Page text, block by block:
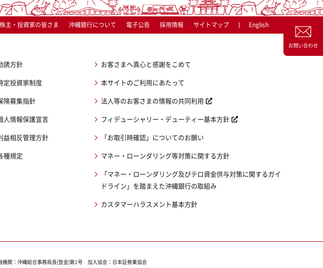
株主・投資家の皆さま 沖縄銀行について 電子公告 採用情報 サイトマップ English
お問い合わせ
誘方針
定投資家制度
険募集指針
人情報保護宣言
益相反管理方針
種規定
お客さまへ真心と感謝をこめて
本サイトのご利用にあたって
法人等のお客さまの情報の共同利用
フィデューシャリー・デューティー基本方針
「お取引時確認」についてのお願い
マネー・ローンダリング等対策に関する方針
「マネー・ローンダリング及びテロ資金供与対策に関するガイ
ドライン」を踏まえた沖縄銀行の取組み
カスタマーハラスメント基本方針
機関：沖縄総合事務局長(登金)第1号 加入協会：日本証券業協会